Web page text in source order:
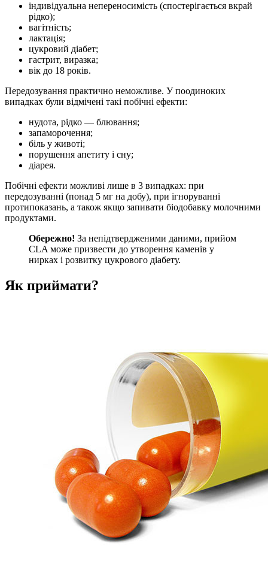
індивідуальна непереносимість (спостерігається вкрай
рідко);
вагітність;
лактація;
цукровий діабет;
гастрит, виразка;
вік до 18 років.
Передозування практично неможливе. У поодиноких
випадках були відмічені такі побічні ефекти:
нудота, рідко — блювання;
запаморочення;
біль у животі;
порушення апетиту і сну;
діарея.
Побічні ефекти можливі лише в 3 випадках: при
передозуванні (понад 5 мг на добу), при ігноруванні
протипоказань, а також якщо запивати біодобавку молочними
продуктами.
Обережно! За непідтвердженими даними, прийом
CLA може призвести до утворення каменів у
нирках і розвитку цукрового діабету.
Як приймати?